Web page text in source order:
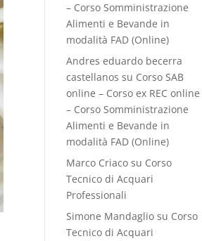
– Corso Somministrazione
Alimenti e Bevande in
modalità FAD (Online)
Andres eduardo becerra
castellanos su Corso SAB
online – Corso ex REC online
– Corso Somministrazione
Alimenti e Bevande in
modalità FAD (Online)
Marco Criaco su Corso
Tecnico di Acquari
Professionali
Simone Mandaglio su Corso
Tecnico di Acquari